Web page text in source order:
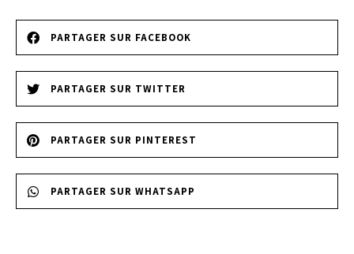
PARTAGER SUR FACEBOOK
PARTAGER SUR TWITTER
PARTAGER SUR PINTEREST
PARTAGER SUR WHATSAPP